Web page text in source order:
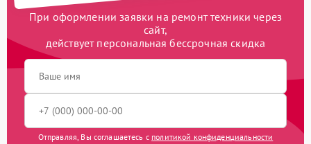
При оформлении заявки на ремонт техники через
сайт,
действует персональная бессрочная скидка
Отправляя, Вы соглашаетесь с политикой конфиденциальности